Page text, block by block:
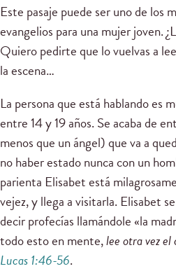
Este pasaje puede ser uno de los
evangelios para una mujer joven.
Quiero pedirte que lo vuelvas a
la escena…
La persona que está hablando es
entre 14 y 19 años. Se acaba de
menos que un ángel) que va a
no haber estado nunca con un
parienta Elisabet está
vejez, y llega a visitarla. Elisabet
decir profecías llamándole «la
todo esto en mente,lee otra vez
Lucas 1:46-56.